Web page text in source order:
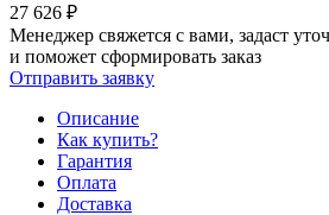
27 626 ₽
Менеджер свяжется с вами, задаст
и поможет сформировать заказ
Отправить заявку
Описание
Как купить?
Гарантия
Оплата
Доставка